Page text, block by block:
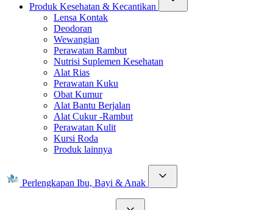
Produk Kesehatan & Kecantikan
Lensa Kontak
Deodoran
Wewangian
Perawatan Rambut
Nutrisi Suplemen Kesehatan
Alat Rias
Perawatan Kuku
Obat Kumur
Alat Bantu Berjalan
Alat Cukur -Rambut
Perawatan Kulit
Kursi Roda
Produk lainnya
Perlengkapan Ibu, Bayi & Anak